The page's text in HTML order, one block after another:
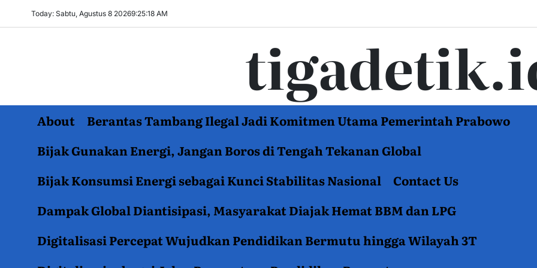
Today: Sabtu, Agustus 8 20269:25:19 AM
About
Berantas Tambang Ilegal Jadi Komitmen Utama Pemerintah Prabowo
Bijak Gunakan Energi, Jangan Boros di Tengah Tekanan Global
Bijak Konsumsi Energi sebagai Kunci Stabilitas Nasional
Contact Us
Dampak Global Diantisipasi, Masyarakat Diajak Hemat BBM dan LPG
Digitalisasi Percepat Wujudkan Pendidikan Bermutu hingga Wilayah 3T